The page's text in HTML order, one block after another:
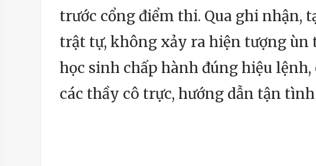
trước cổng điểm thi. Qua ghi nhận,
trật tự, không xảy ra hiện tượng ùn
học sinh chấp hành đúng hiệu
các thầy cô trực, hướng dẫn tận